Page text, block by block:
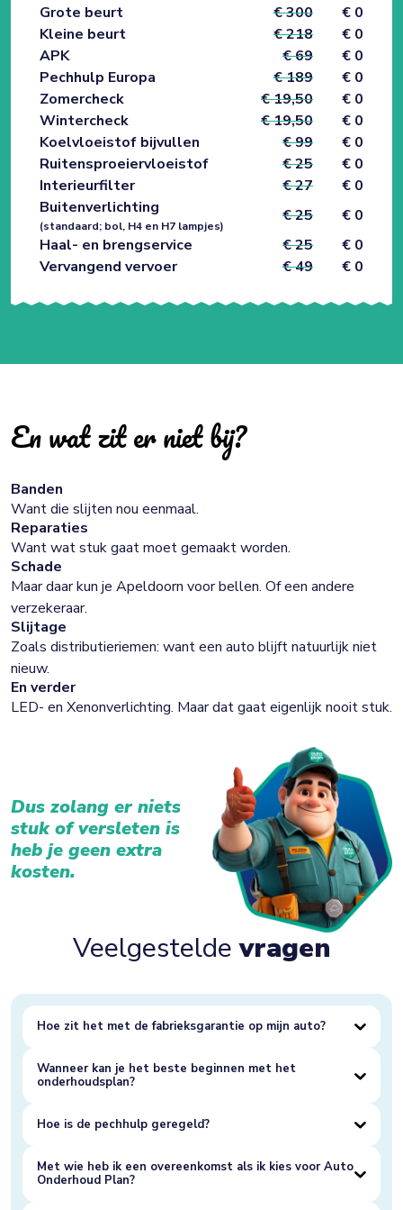
Grote beurt € 300
€ 0
Kleine beurt
€ 218
€ 0
APK
€ 69
€ 0
Pechhulp Europa
€ 189
€ 0
Zomercheck
€ 19,50
€ 0
Wintercheck
€ 19,50
€ 0
Koelvloeistof bijvullen
€ 99
€ 0
Ruitensproeiervloeistof
€ 25
€ 0
Interieurfilter
€ 27
€ 0
Buitenverlichting
(standaard; bol, H4 en H7 lampjes)
€ 25
€ 0
Haal- en brengservice
€ 25
€ 0
Vervangend vervoer
€ 49 € 0
En wat zit er niet bij?
Banden
Want die slijten nou eenmaal.
Reparaties
Want wat stuk gaat moet gemaakt worden.
Schade
Maar daar kun je Apeldoorn voor bellen. Of een andere
verzekeraar.
Slijtage
Zoals distributieriemen: want een auto blijft natuurlijk niet
nieuw.
En verder
LED- en Xenonverlichting. Maar dat gaat eigenlijk nooit stuk.
Dus zolang er niets
stuk of versleten is
heb je geen extra
kosten.
Veelgesteldevragen
Hoe zit het met de fabrieksgarantie op mijn auto?
Wanneer kan je het beste beginnen met het
onderhoudsplan?
Hoe is de pechhulp geregeld?
Met wie heb ik een overeenkomst als ik kies voor Auto
Onderhoud Plan?